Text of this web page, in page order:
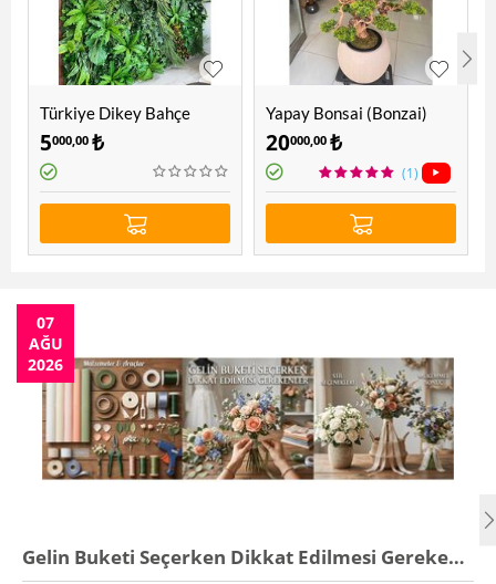
Türkiye Dikey Bahçe
5000,00 ₺
Yapay Bonsai (Bonzai)
Ağacı 1.60 Mt
20000,00 ₺
(1)
07
AĞU
2026
Gelin Buketi Seçerken Dikkat Edilmesi Gerekenler